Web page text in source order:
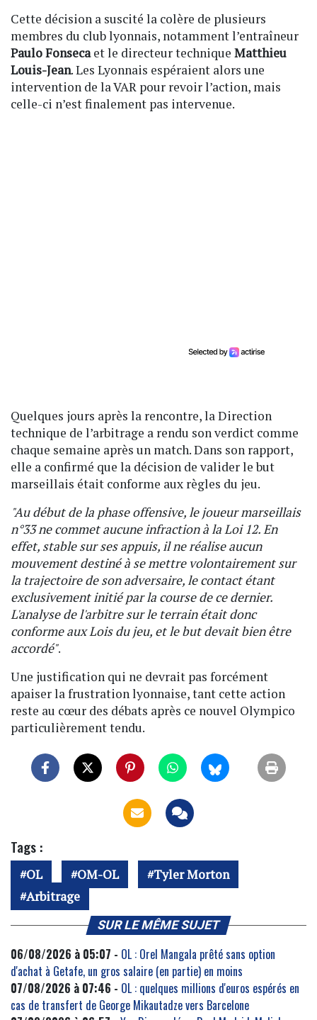
Cette décision a suscité la colère de plusieurs
membres du club lyonnais, notamment l’entraîneur
Paulo Fonsecaet le directeur technique Matthieu
Louis-Jean. Les Lyonnais espéraient alors une
intervention de la VAR pour revoir l’action, mais
celle-ci n’est finalement pas intervenue.
Quelques jours après la rencontre, la Direction
technique de l’arbitrage a rendu son verdict comme
chaque semaine après un match. Dans son rapport,
elle a confirmé que la décision de valider le but
marseillais était conforme aux règles du jeu.
"Au début de la phase offensive, le joueur marseillais
n°33 ne commet aucune infraction à la Loi 12. En
effet, stable sur ses appuis, il ne réalise aucun
mouvement destiné à se mettre volontairement sur
la trajectoire de son adversaire, le contact étant
exclusivement initié par la course de ce dernier.
L'analyse de l'arbitre sur le terrain était donc
conforme aux Lois du jeu, et le but devait bien être
accordé".
Une justification qui ne devrait pas forcément
apaiser la frustration lyonnaise, tant cette action
reste au cœur des débats après ce nouvel Olympico
particulièrement tendu.
Tags :
OL OM-OL
Tyler Morton
Arbitrage
SUR LE MÊME SUJET
06/08/2026 à 05:07 - OL : Orel Mangala prêté sans option
d'achat à Getafe, un gros salaire (en partie) en moins
07/08/2026 à 07:46 - OL : quelques millions d'euros espérés en
cas de transfert de George Mikautadze vers Barcelone